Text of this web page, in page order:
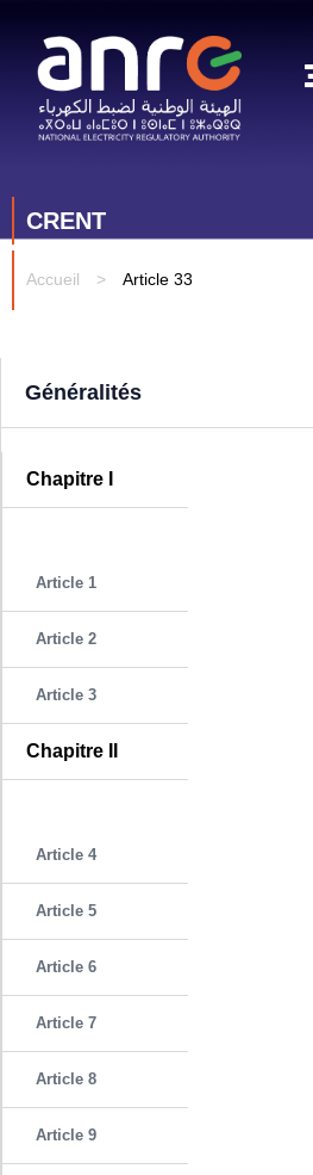
CRENT
Accueil > Article 33
Généralités
Chapitre I
Article 1
Article 2
Article 3
Chapitre II
Article 4
Article 5
Article 6
Article 7
Article 8
Article 9